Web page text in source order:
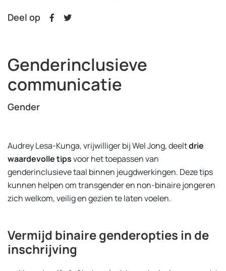
Deel op
Genderinclusieve
communicatie
Gender
Audrey Lesa-Kunga, vrijwilliger bij Wel Jong, deeltdrie
waardevolle tipsvoor het toepassen van
genderinclusieve taal binnen jeugdwerkingen. Deze tips
kunnen helpen om transgender en non-binaire jongeren
zich welkom, veilig en gezien te laten voelen.
Vermijd binaire genderopties in de
inschrijving